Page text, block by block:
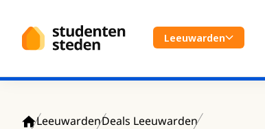
Leeuwarden
LeeuwardenDeals Leeuwarden